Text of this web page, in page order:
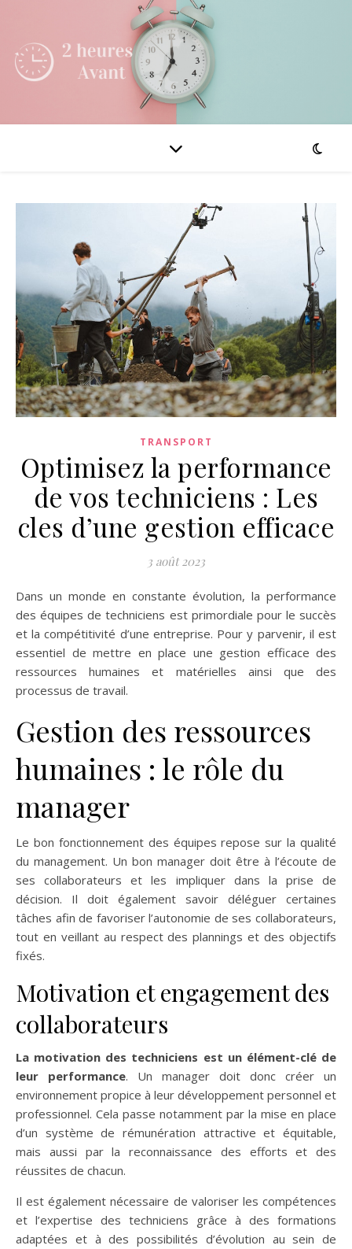
TRANSPORT
Optimisez la performance
de vos techniciens : Les
cles d’une gestion efficace
3 août 2023
Dans un monde en constante évolution, la performance
des équipes de techniciens est primordiale pour le succès
et la compétitivité d’une entreprise. Pour y parvenir, il est
essentiel de mettre en place une gestion efficace des
ressources humaines et matérielles ainsi que des
processus de travail.
Gestion des ressources
humaines : le rôle du
manager
Le bon fonctionnement des équipes repose sur la qualité
du management. Un bon manager doit être à l’écoute de
ses collaborateurs et les impliquer dans la prise de
décision. Il doit également savoir déléguer certaines
tâches afin de favoriser l’autonomie de ses collaborateurs,
tout en veillant au respect des plannings et des objectifs
fixés.
Motivation et engagement des
collaborateurs
La motivation des techniciens est un élément-clé de
leur performance. Un manager doit donc créer un
environnement propice à leur développement personnel et
professionnel. Cela passe notamment par la mise en place
d’un système de rémunération attractive et équitable,
mais aussi par la reconnaissance des efforts et des
réussites de chacun.
Il est également nécessaire de valoriser les compétences
et l’expertise des techniciens grâce à des formations
adaptées et à des possibilités d’évolution au sein de